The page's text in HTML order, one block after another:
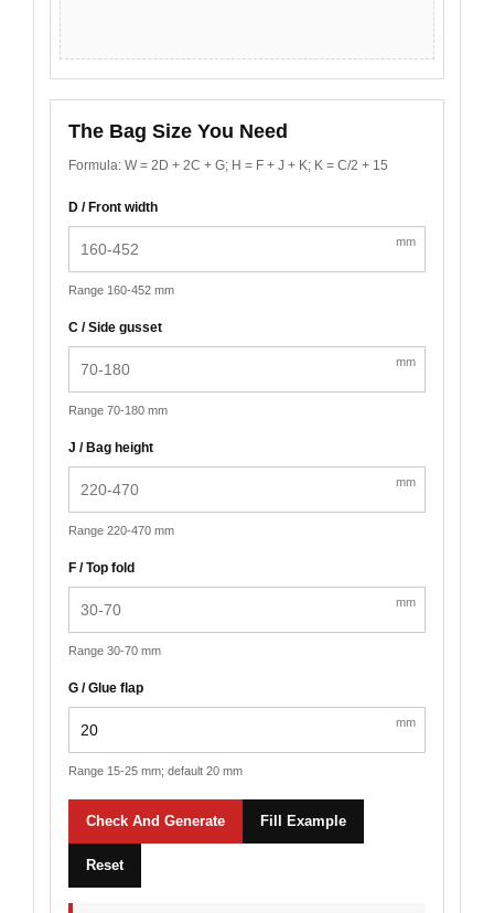
The Bag Size You Need
Formula: W = 2D + 2C + G; H = F + J + K; K = C/2 + 15
D / Front width
mm
Range 160-452 mm
C / Side gusset
mm
Range 70-180 mm
J / Bag height
mm
Range 220-470 mm
F / Top fold
mm
Range 30-70 mm
G / Glue flap
mm
Range 15-25 mm; default 20 mm
Check And Generate Fill Example
Reset